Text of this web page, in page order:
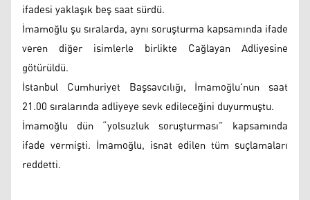
ifadesi yaklaşık beş saat sürdü.
İmamoğlu şu sıralarda, aynı soruşturma kapsamında ifade
veren diğer isimlerle birlikte Cağlayan Adliyesine
götürüldü.
İstanbul Cumhuriyet Başsavcılığı, İmamoğlu'nun saat
21.00 sıralarında adliyeye sevk edileceğini duyurmuştu.
İmamoğlu dün “yolsuzluk soruşturması” kapsamında
ifade vermişti. İmamoğlu, isnat edilen tüm suçlamaları
reddetti.